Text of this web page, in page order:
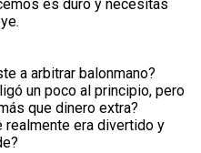
es duro y necesitas
a arbitrar balonmano?
un poco al principio, pero
que dinero extra?
realmente era divertido y